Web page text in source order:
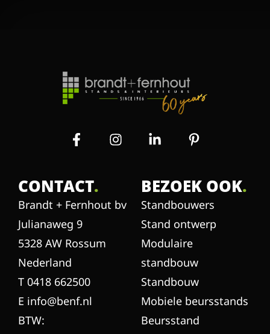
BEZOEK OOK.
Standbouwers
Stand ontwerp
Modulaire
standbouw
Standbouw
Mobiele beursstands
Beursstand
CONTACT.
Brandt + Fernhout bv
Julianaweg 9
5328 AW Rossum
Nederland
T 0418 662500
E info@benf.nl
BTW: